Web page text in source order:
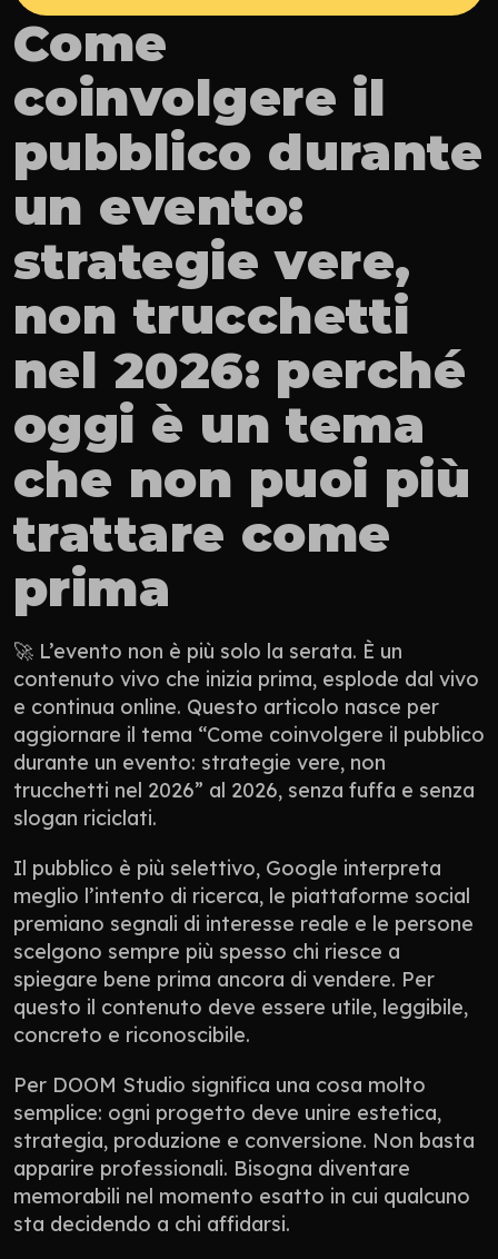
Come
coinvolgere il
pubblico durante
un evento:
strategie vere,
non trucchetti
nel 2026: perché
oggi è un tema
che non puoi più
trattare come
prima
🚀 L’evento non è più solo la serata. È un
contenuto vivo che inizia prima, esplode dal vivo
e continua online. Questo articolo nasce per
aggiornare il tema “Come coinvolgere il pubblico
durante un evento: strategie vere, non
trucchetti nel 2026” al 2026, senza fuffa e senza
slogan riciclati.
Il pubblico è più selettivo, Google interpreta
meglio l’intento di ricerca, le piattaforme social
premiano segnali di interesse reale e le persone
scelgono sempre più spesso chi riesce a
spiegare bene prima ancora di vendere. Per
questo il contenuto deve essere utile, leggibile,
concreto e riconoscibile.
Per DOOM Studio significa una cosa molto
semplice: ogni progetto deve unire estetica,
strategia, produzione e conversione. Non basta
apparire professionali. Bisogna diventare
memorabili nel momento esatto in cui qualcuno
sta decidendo a chi affidarsi.